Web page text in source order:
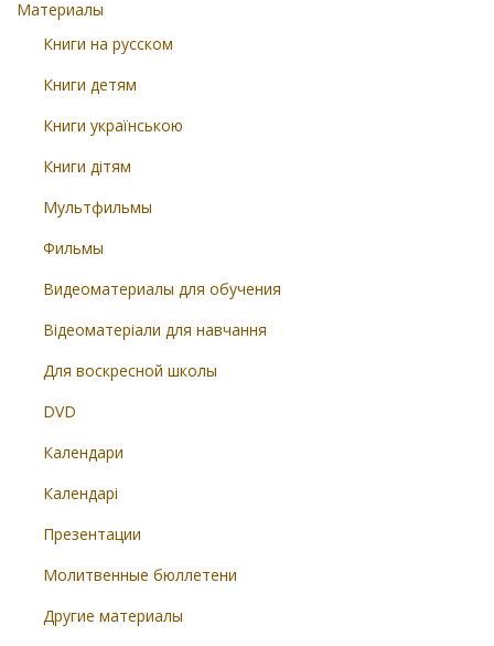
Материалы
Книги на русском
Книги детям
Книги українською
Книги дітям
Мультфильмы
Фильмы
Видеоматериалы для обучения
Відеоматеріали для навчання
Для воскресной школы
DVD
Календари
Календарі
Презентации
Молитвенные бюллетени
Другие материалы